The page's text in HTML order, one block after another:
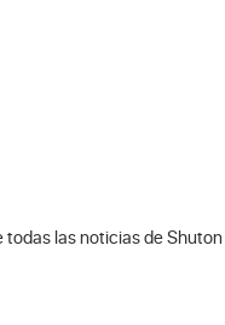
las noticias de Shuton